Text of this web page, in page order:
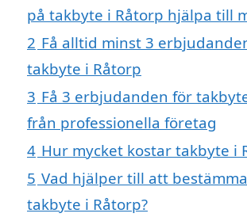
på takbyte i Råtorp hjälpa till
2 Få alltid minst 3
takbyte i Råtorp
3 Få 3 erbjudanden för
från professionella företag
4 Hur mycket kostar takbyte i
5 Vad hjälper till att
takbyte i Råtorp?